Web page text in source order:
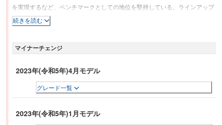
を実現するなど、ベンチマークとしての地位を堅持している。ラインアップ
は。「523d」「530i」「540i」「530e」「523i」が設定された。エクステ
リアは、伸びやかなエンジン・フード、ショート・オーバーハング、クーペ
本のキャラクター・ラインなど、BMWならではの美しさを表現している。
ルムのセンター・コンソールがドライバー重視の車作りを強く印象づけてい
続きを読む
マイナーチェンジ
2023年(令和5年)4月モデル
グレード一覧
2023年(令和5年)1月モデル